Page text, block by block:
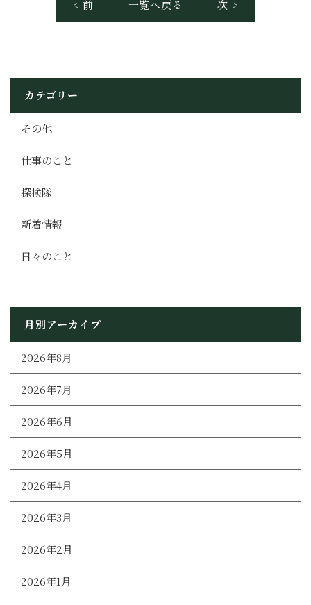
< 前 一覧へ戻る 次 >
カテゴリー
その他
仕事のこと
探検隊
新着情報
日々のこと
月別アーカイブ
2026年8月
2026年7月
2026年6月
2026年5月
2026年4月
2026年3月
2026年2月
2026年1月